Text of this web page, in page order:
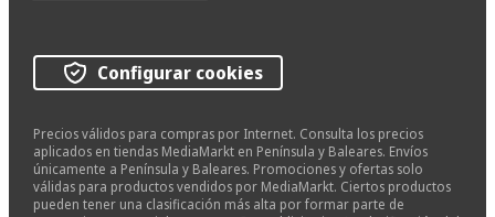
Configurar cookies
Precios válidos para compras por Internet. Consulta los precios
aplicados en tiendas MediaMarkt en Península y Baleares. Envíos
únicamente a Península y Baleares. Promociones y ofertas solo
válidas para productos vendidos por MediaMarkt. Ciertos productos
pueden tener una clasificación más alta por formar parte de